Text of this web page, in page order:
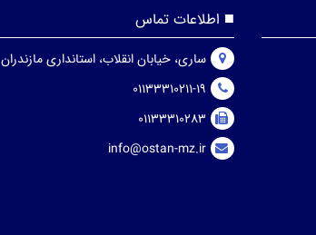
اطلاعات تماس
ساری، خیابان انقلاب، استانداری مازندران
01133310211-19
01133310283
info@ostan-mz.ir